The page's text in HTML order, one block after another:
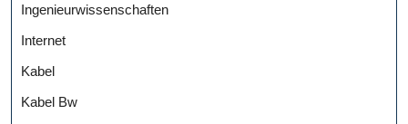
Ingenieurwissenschaften
Internet
Kabel
Kabel Bw